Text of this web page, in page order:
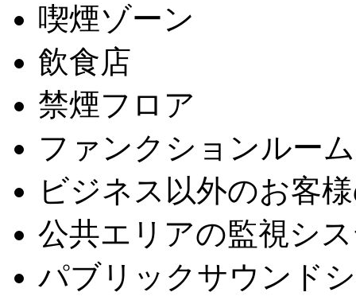
喫煙ゾーン
飲食店
禁煙フロア
ファンクションルーム
ビジネス以外のお客
公共エリアの監視シ
パブリックサウンド